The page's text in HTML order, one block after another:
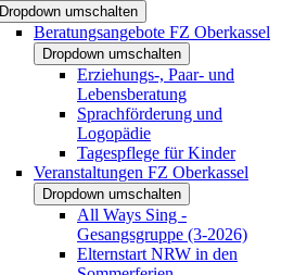
Dropdown umschalten
Beratungsangebote FZ Oberkassel
Dropdown umschalten
Erziehungs-, Paar- und
Lebensberatung
Sprachförderung und
Logopädie
Tagespflege für Kinder
Veranstaltungen FZ Oberkassel
Dropdown umschalten
All Ways Sing -
Gesangsgruppe (3-2026)
Elternstart NRW in den